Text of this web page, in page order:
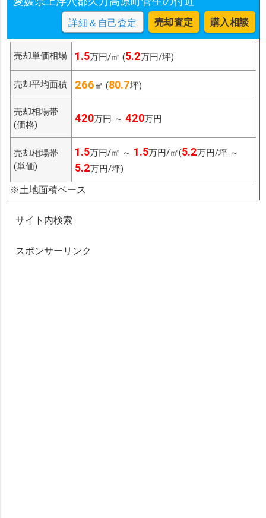
詳細＆自己査定 売却査定 購入相談
売却単価相場 1.5万円/㎡ (5.2万円/坪)
売却平均面積 266㎡ (80.7坪)
売却相場帯
(価格)
420万円 ～ 420万円
売却相場帯
(単価)
1.5万円/㎡ ～ 1.5万円/㎡(5.2万円/坪 ～
5.2万円/坪)
※土地面積ベース
サイト内検索
スポンサーリンク